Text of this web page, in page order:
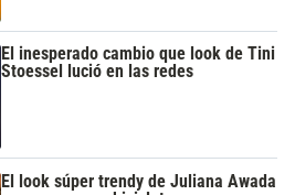
El inesperado cambio que look de Tini
Stoessel lució en las redes
El look súper trendy de Juliana Awada